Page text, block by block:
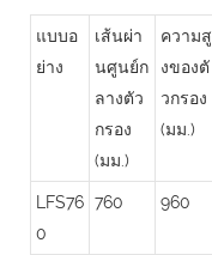
แบบอ
ย่าง
เส้นผ่า
นศูนย์ก
ลางตัว
กรอง
(มม.)
ความสู
งของตั
วกรอง
(มม.)
LFS76
0
760 960